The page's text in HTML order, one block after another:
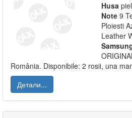
Husa
Note 9
Ploiesti
Leather
România. Disponibile: 2 rosii, una
Детали...